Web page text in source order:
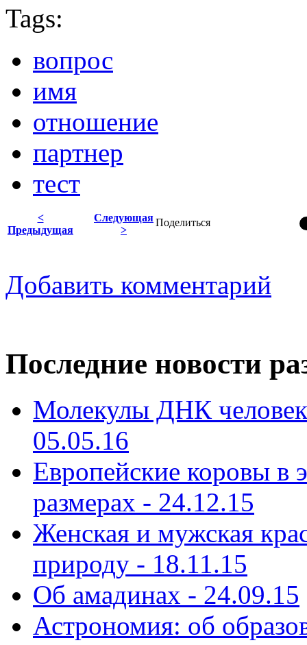
Tags:
вопрос
имя
отношение
партнер
тест
Поделиться
<
Предыдущая
Следующая
>
Добавить комментарий
Последние новости
Молекулы ДНК
05.05.16
Европейские коровы в
размерах - 24.12.15
Женская и мужская
природу - 18.11.15
Об амадинах - 24.09.15
Астрономия: об